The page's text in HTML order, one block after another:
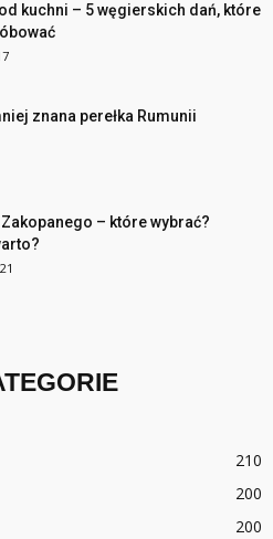
kuchni – 5 węgierskich dań, które
znana perełka Rumunii
Zakopanego – które wybrać?
210
200
200